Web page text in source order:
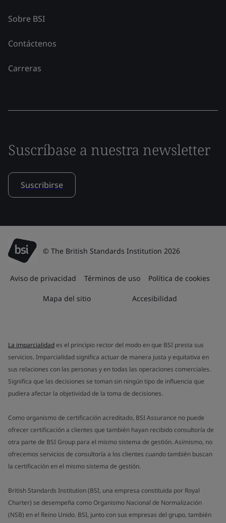
Sobre BSI
Contáctenos
Carreras
Suscríbase a nuestra newsletter
Suscribirse
© The British Standards Institution 2026
Aviso de privacidad Términos de uso Política de cookies
Mapa del sitio Accesibilidad
La imparcialidades el principio rector del modo en que BSI presta sus
servicios. Imparcialidad significa actuar de manera justa y equitativa en
sus relaciones con las personas y en todas las operaciones comerciales.
Significa que las decisiones se toman sin ningún tipo de influencia que
pudiera afectar la objetividad de la toma de decisiones.
Como organismo de certificación acreditado, BSI Assurance no puede
ofrecer certificación a clientes que también hayan recibido consultoría de
otra parte de BSI Group para el mismo sistema de gestión. Asimismo, no
ofrecemos servicios de consultoría a los clientes cuando también buscan
la certificación en el mismo sistema de gestión.
British Standards Institution (BSI, una empresa constituida por Royal
Charter) se desempeña como Organismo Nacional de Normalización
(NSB) en el Reino Unido. BSI, junto con sus empresas del grupo, también